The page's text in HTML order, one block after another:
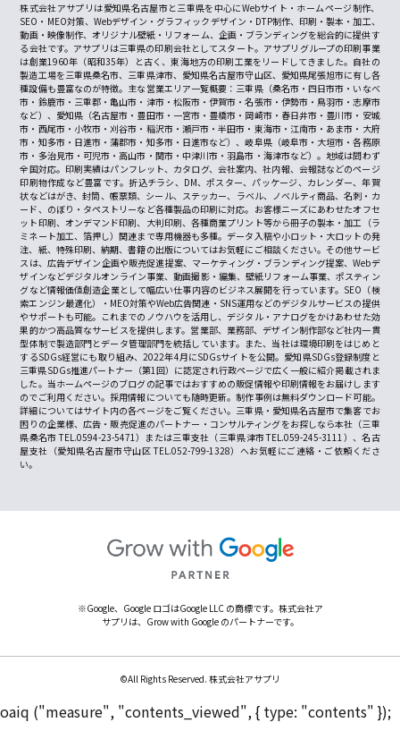
株式会社アサプリは愛知県名古屋市と三重県を中心にWebサイト・ホームページ制作、
SEO・MEO対策、Webデザイン・グラフィックデザイン・DTP制作、印刷・製本・加工、
動画・映像制作、オリジナル壁紙・リフォーム、企画・ブランディングを総合的に提供す
る会社です。アサプリは三重県の印刷会社としてスタート。アサプリグループの印刷事業
は創業1960年（昭和35年）と古く、東海地方の印刷工業をリードしてきました。自社の
製造工場を三重県桑名市、三重県津市、愛知県名古屋市守山区、愛知県尾張旭市に有し各
種設備も豊富なのが特徴。主な営業エリア一覧概要：三重県（桑名市・四日市市・いなべ
市・鈴鹿市・三重郡・亀山市・津市・松阪市・伊賀市・名張市・伊勢市・鳥羽市・志摩市
など）、愛知県（名古屋市・豊田市・一宮市・豊橋市・岡崎市・春日井市・豊川市・安城
市・西尾市・小牧市・刈谷市・稲沢市・瀬戸市・半田市・東海市・江南市・あま市・大府
市・知多市・日進市・蒲郡市・知多市・日進市など）、岐阜県（岐阜市・大垣市・各務原
市・多治見市・可児市・高山市・関市・中津川市・羽島市・海津市など）。地域は問わず
全国対応。印刷実績はパンフレット、カタログ、会社案内、社内報、会報誌などのページ
印刷物作成など豊富です。折込チラシ、DM、ポスター、パッケージ、カレンダー、年賀
状などはがき、封筒、帳票類、シール、ステッカー、ラベル、ノベルティ商品、名刺・カ
ード、のぼり・タペストリーなど各種製品の印刷に対応。お客様ニーズにあわせたオフセ
ット印刷、オンデマンド印刷、大判印刷、各種商業プリント等から冊子の製本・加工（ラ
ミネート加工、箔押し）関連まで専用機器も多種。データ入稿や小ロット・大ロットの発
注、紙、特殊印刷、納期、書籍の出版についてはお気軽にご相談ください。その他サービ
スは、広告デザイン企画や販売促進提案、マーケティング・ブランディング提案、Webデ
ザインなどデジタルオンライン事業、動画撮影・編集、壁紙リフォーム事業、ポスティン
グなど情報価値創造企業として幅広い仕事内容のビジネス展開を行っています。SEO（検
索エンジン最適化）・MEO対策やWeb広告関連・SNS運用などのデジタルサービスの提供
やサポートも可能。これまでのノウハウを活用し、デジタル・アナログをかけあわせた効
果的かつ高品質なサービスを提供します。営業部、業務部、デザイン制作部など社内一貫
型体制で製造部門とデータ管理部門を統括しています。また、当社は環境印刷をはじめと
するSDGs経営にも取り組み、2022年4月にSDGsサイトを公開。愛知県SDGs登録制度と
三重県SDGs推進パートナー（第1回）に認定され行政ページで広く一般に紹介掲載されま
した。当ホームページのブログの記事ではおすすめの販促情報や印刷情報をお届けします
のでご利用ください。採用情報についても随時更新。制作事例は無料ダウンロード可能。
詳細についてはサイト内の各ページをご覧ください。三重県・愛知県名古屋市で集客でお
困りの企業様、広告・販売促進のパートナー・コンサルティングをお探しなら本社（三重
県桑名市 TEL.0594-23-5471）または三重支社（三重県津市 TEL.059-245-3111）、名古
屋支社（愛知県名古屋市守山区 TEL.052-799-1328）へお気軽にご連絡・ご依頼くださ
い。
※Google、Google ロゴはGoogle LLC の商標です。株式会社ア
サプリは、Grow with Google のパートナーです。
©All Rights Reserved. 株式会社アサプリ
oaiq ("measure", "contents_viewed", { type: "contents" });